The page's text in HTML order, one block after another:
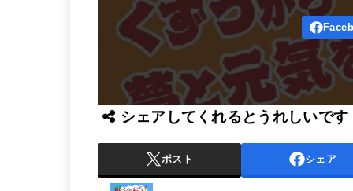
シェアしてくれるとうれしいです
ポスト シェア